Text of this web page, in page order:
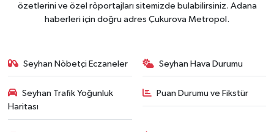
özetlerini ve özel röportajları sitemizde bulabilirsiniz. Adana
haberleri için doğru adres Çukurova Metropol.
Seyhan Nöbetçi Eczaneler Seyhan Hava Durumu
Seyhan Trafik Yoğunluk
Haritası
Puan Durumu ve Fikstür